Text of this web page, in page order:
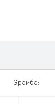
Эрэмбэ: